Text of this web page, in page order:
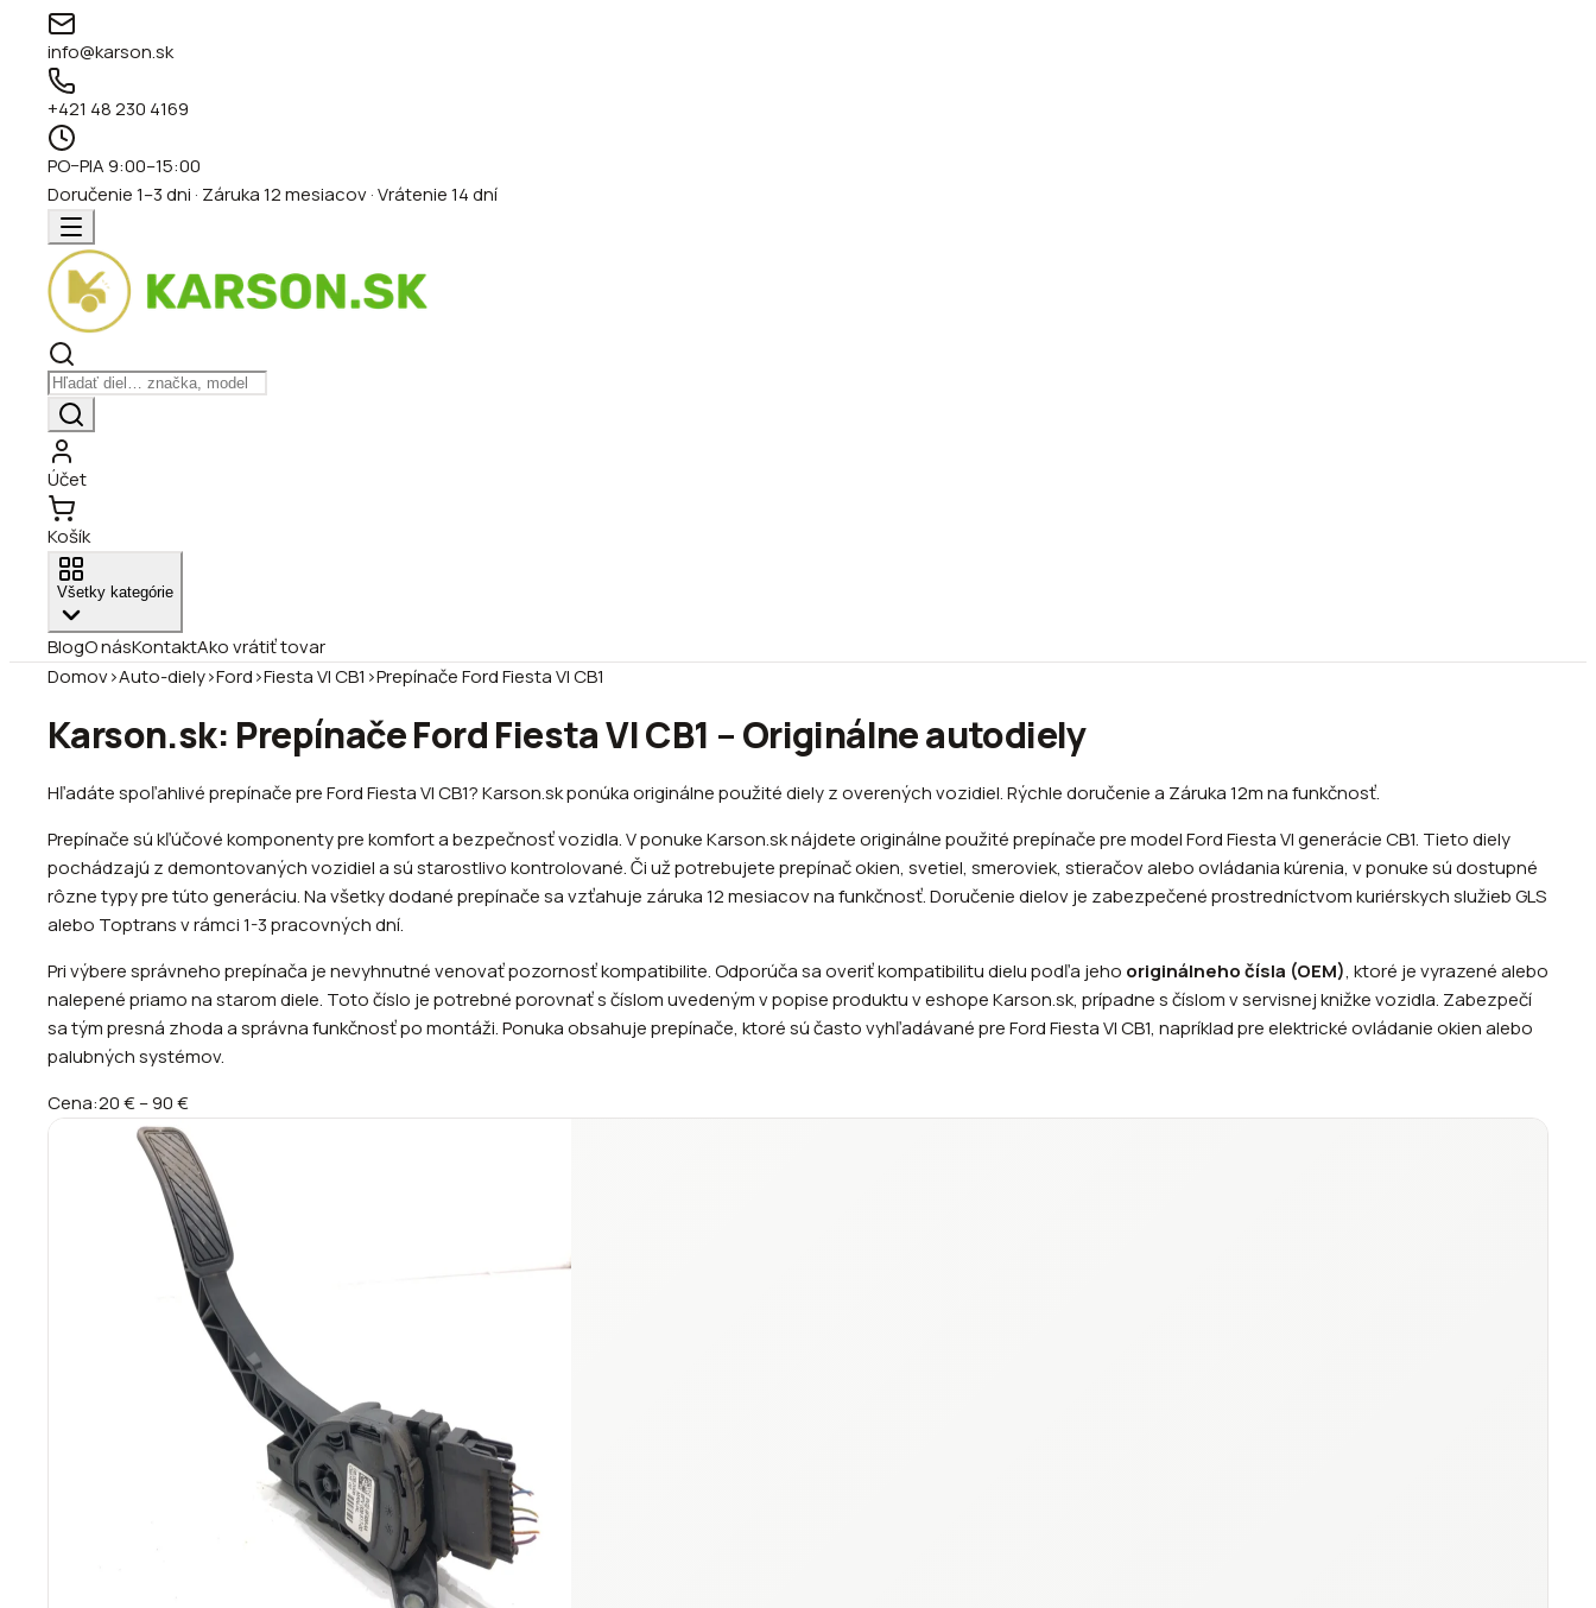
info@karson.sk
+421 48 230 4169
PO–PIA 9:00–15:00
Doručenie 1–3 dni · Záruka 12 mesiacov · Vrátenie 14 dní
Účet
Košík
Všetky kategórie
BlogO násKontaktAko vrátiť tovar
Domov›Auto-diely›Ford›Fiesta VI CB1 ›Prepínače Ford Fiesta VI CB1
Karson.sk: Prepínače Ford Fiesta VI CB1 – Originálne autodiely
Hľadáte spoľahlivé prepínače pre Ford Fiesta VI CB1? Karson.sk ponúka originálne použité diely z overených vozidiel. Rýchle doručenie a Záruka 12m na funkčnosť.
Prepínače sú kľúčové komponenty pre komfort a bezpečnosť vozidla. V ponuke Karson.sk nájdete originálne použité prepínače pre model Ford Fiesta VI generácie CB1. Tieto diely
pochádzajú z demontovaných vozidiel a sú starostlivo kontrolované. Či už potrebujete prepínač okien, svetiel, smeroviek, stieračov alebo ovládania kúrenia, v ponuke sú dostupné
rôzne typy pre túto generáciu. Na všetky dodané prepínače sa vzťahuje záruka 12 mesiacov na funkčnosť. Doručenie dielov je zabezpečené prostredníctvom kuriérskych služieb GLS
alebo Toptrans v rámci 1-3 pracovných dní.
Pri výbere správneho prepínača je nevyhnutné venovať pozornosť kompatibilite. Odporúča sa overiť kompatibilitu dielu podľa jeho originálneho čísla (OEM), ktoré je vyrazené alebo
nalepené priamo na starom diele. Toto číslo je potrebné porovnať s číslom uvedeným v popise produktu v eshope Karson.sk, prípadne s číslom v servisnej knižke vozidla. Zabezpečí
sa tým presná zhoda a správna funkčnosť po montáži. Ponuka obsahuje prepínače, ktoré sú často vyhľadávané pre Ford Fiesta VI CB1, napríklad pre elektrické ovládanie okien alebo
palubných systémov.
Cena:20 €–90 €